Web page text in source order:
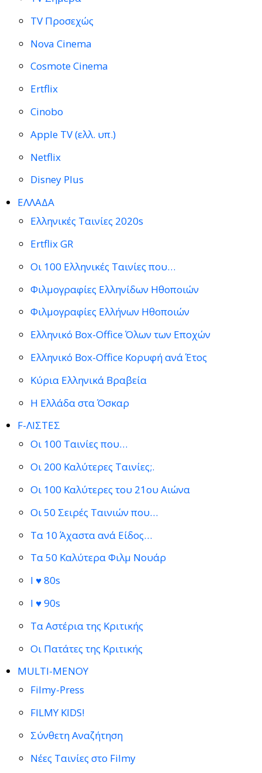
TV Προσεχώς
Nova Cinema
Cosmote Cinema
Ertflix
Cinobo
Apple TV (ελλ. υπ.)
Netflix
Disney Plus
ΕΛΛΑΔΑ
Ελληνικές Ταινίες 2020s
Ertflix GR
Οι 100 Ελληνικές Ταινίες που…
Φιλμογραφίες Ελληνίδων Ηθοποιών
Φιλμογραφίες Ελλήνων Ηθοποιών
Ελληνικό Box-Office Όλων των Εποχών
Ελληνικό Box-Office Κορυφή ανά Έτος
Κύρια Ελληνικά Βραβεία
Η Ελλάδα στα Όσκαρ
F-ΛΙΣΤΕΣ
Οι 100 Ταινίες που…
Οι 200 Καλύτερες Ταινίες;.
Οι 100 Καλύτερες του 21ου Αιώνα
Οι 50 Σειρές Ταινιών που…
Τα 10 Άχαστα ανά Είδος…
Τα 50 Καλύτερα Φιλμ Νουάρ
I ♥ 80s
I ♥ 90s
Τα Αστέρια της Κριτικής
Οι Πατάτες της Κριτικής
MULTI-ΜΕΝΟΥ
Filmy-Press
FILMY KIDS!
Σύνθετη Αναζήτηση
Νέες Ταινίες στο Filmy